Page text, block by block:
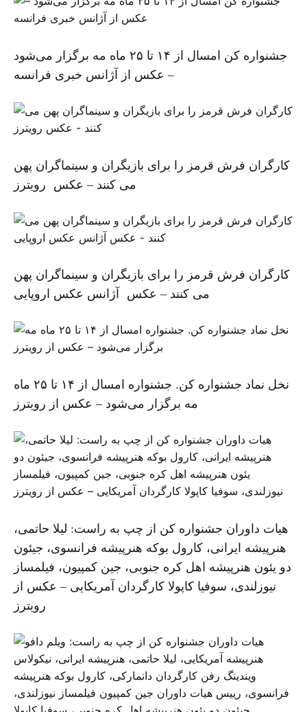
جشنواره کن امسال از ۱۴ تا ۲۵ ماه مه برگزار می‌شود
– عکس از آژانس خبری فرانسه
کارگران فرش قرمز را برای بازیگران و سینماگران پهن
می کنند – عکس رویترز
کارگران فرش قرمز را برای بازیگران و سینماگران پهن
می کنند – عکس آژانس عکس اروپایی
نخل نماد جشنواره کن. جشنواره امسال از ۱۴ تا ۲۵ ماه
مه برگزار می‌شود – عکس از رویترز
هیات داوران جشنواره کن از چپ به راست: لیلا حاتمی،
هنرپیشه ایرانی، کارول بوکه هنرپیشه فرانسوی، جیئون
دو یئون هنرپیشه اهل کره جنوبی، جین کمپیون، فیلمساز
نیوزلندی، سوفیا کاپولا‌ کارگردان آمریکایی – عکس از
رویترز